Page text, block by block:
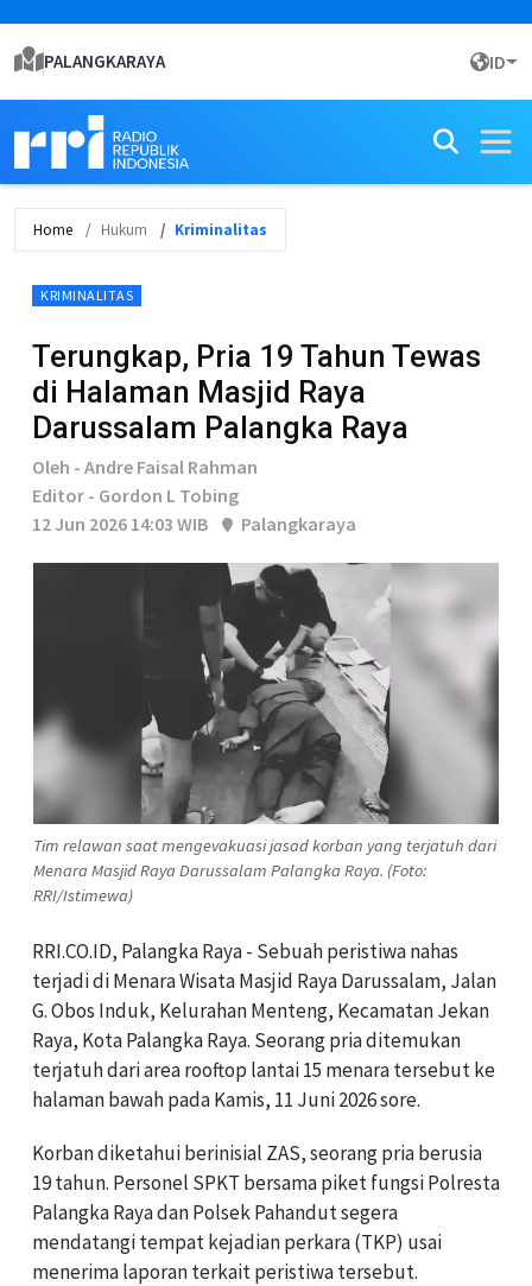
PALANGKARAYA ID
Home Hukum Kriminalitas
KRIMINALITAS
Terungkap, Pria 19 Tahun Tewas
di Halaman Masjid Raya
Darussalam Palangka Raya
Oleh - Andre Faisal Rahman
Editor - Gordon L Tobing
12 Jun 2026 14:03 WIB
Palangkaraya
Tim relawan saat mengevakuasi jasad korban yang terjatuh dari
Menara Masjid Raya Darussalam Palangka Raya. (Foto:
RRI/Istimewa)
RRI.CO.ID, Palangka Raya - Sebuah peristiwa nahas
terjadi di Menara Wisata Masjid Raya Darussalam, Jalan
G. Obos Induk, Kelurahan Menteng, Kecamatan Jekan
Raya, Kota Palangka Raya. Seorang pria ditemukan
terjatuh dari area rooftop lantai 15 menara tersebut ke
halaman bawah pada Kamis, 11 Juni 2026 sore.
Korban diketahui berinisial ZAS, seorang pria berusia
19 tahun. Personel SPKT bersama piket fungsi Polresta
Palangka Raya dan Polsek Pahandut segera
mendatangi tempat kejadian perkara (TKP) usai
menerima laporan terkait peristiwa tersebut.